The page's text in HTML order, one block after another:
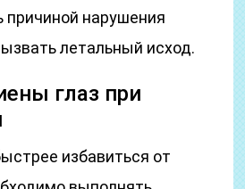
причиной нарушения
летальный исход.
глаз при
избавиться от